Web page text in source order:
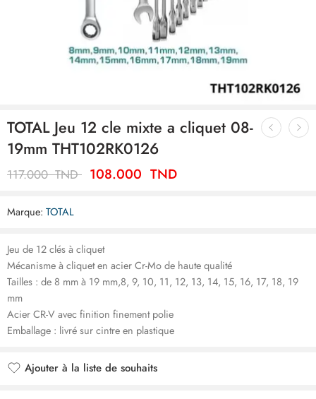
TOTAL Jeu 12 cle mixte a cliquet 08-
19mm THT102RK0126
117.000TND 108.000 TND
Marque: TOTAL
Jeu de 12 clés à cliquet
Mécanisme à cliquet en acier Cr-Mo de haute qualité
Tailles : de 8 mm à 19 mm,8, 9, 10, 11, 12, 13, 14, 15, 16, 17, 18, 19
mm
Acier CR-V avec finition finement polie
Emballage : livré sur cintre en plastique
Ajouter à la liste de souhaits